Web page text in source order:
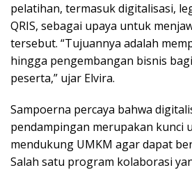
pelatihan, termasuk digitalisasi,
QRIS, sebagai upaya untuk
tersebut. “Tujuannya adalah
hingga pengembangan bisnis
peserta,” ujar Elvira.
Sampoerna percaya bahwa
pendampingan merupakan kunci
mendukung UMKM agar dapat
Salah satu program kolaborasi